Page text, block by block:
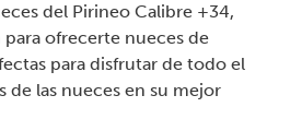
del Pirineo Calibre +34,
ofrecerte nueces de
para disfrutar de todo el
de las nueces en su mejor